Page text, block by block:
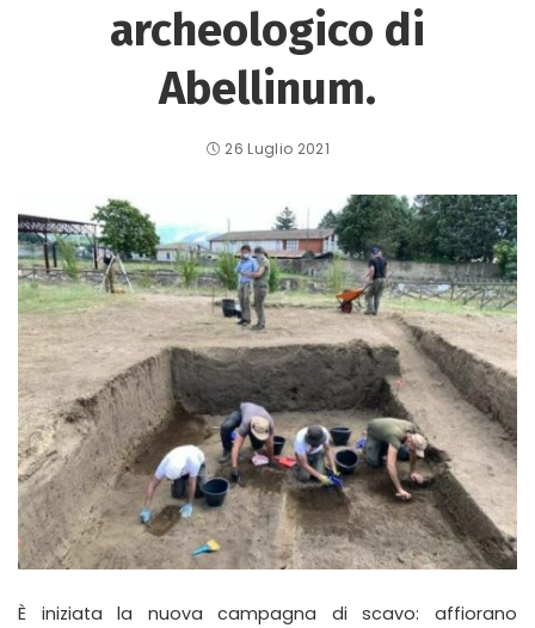
archeologico di
Abellinum.
26 Luglio 2021
È iniziata la nuova campagna di scavo: affiorano